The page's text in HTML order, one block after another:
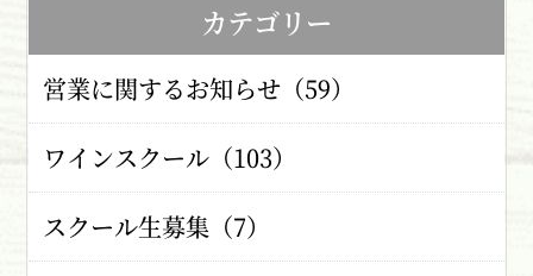
カテゴリー
営業に関するお知らせ（59）
ワインスクール（103）
スクール生募集（7）